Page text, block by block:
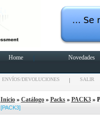
Home Novedades
ENVÍOS/DEVOLUCIONES SALIR
Inicio» Catálogo» Packs» PACK3»
[PACK3]